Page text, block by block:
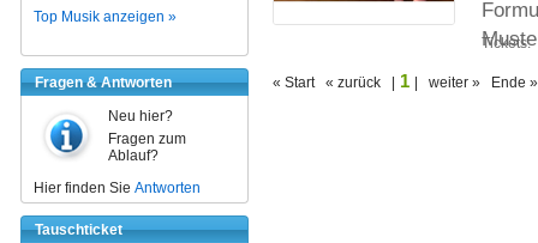
Top Musik anzeigen »
Fragen & Antworten
Neu hier?
Fragen zum
Ablauf?
Hier finden Sie Antworten
Tauschticket
Tickets:
« Start « zurück | 1 | weiter » Ende »